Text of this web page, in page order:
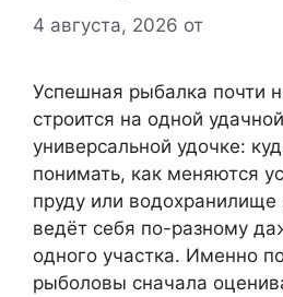
4 августа, 2026 от
Успешная рыбалка почти
строится на одной
универсальной удочке:
понимать, как меняются
пруду или
ведёт себя по-разному
одного участка. Именно
рыболовы сначала